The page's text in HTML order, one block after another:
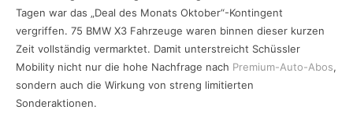
Tagen war das „Deal des Monats Oktober“-Kontingent
vergriffen. 75 BMW X3 Fahrzeuge waren binnen dieser kurzen
Zeit vollständig vermarktet. Damit unterstreicht Schüssler
Mobility nicht nur die hohe Nachfrage nach Premium-Auto-Abos,
sondern auch die Wirkung von streng limitierten
Sonderaktionen.